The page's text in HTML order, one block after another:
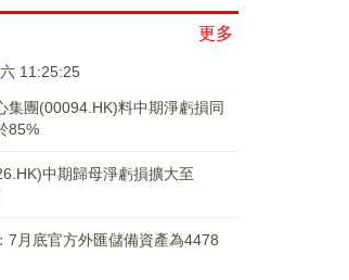
更多
11:25:26
集團(00094.HK)料中期淨虧損同
85%
中期歸母淨虧損擴大至
7月底官方外匯儲備資產為4478